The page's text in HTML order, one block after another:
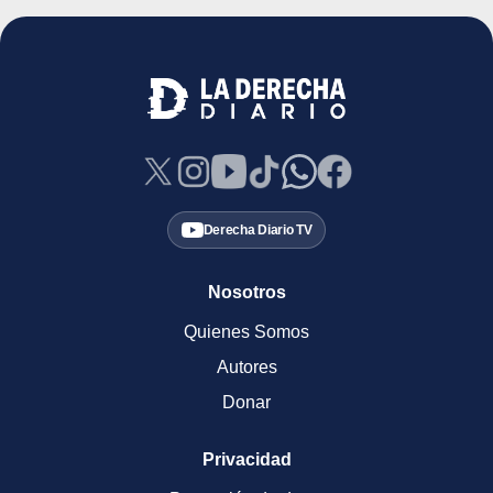
Derecha Diario TV
Nosotros
Quienes Somos
Autores
Donar
Privacidad